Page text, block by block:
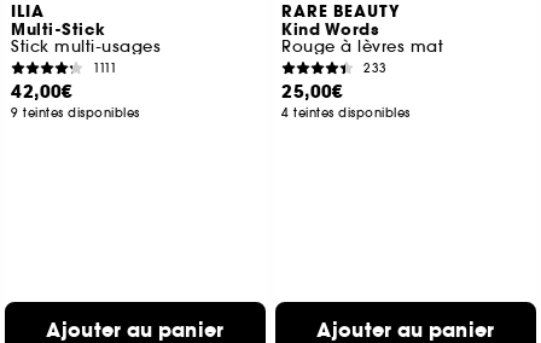
ILIA
Multi-Stick
Stick multi-usages
1111
42,00€
9 teintes disponibles
Ajouter au panier
RARE BEAUTY
Kind Words
Rouge à lèvres mat
233
25,00€
4 teintes disponibles
Ajouter au panier